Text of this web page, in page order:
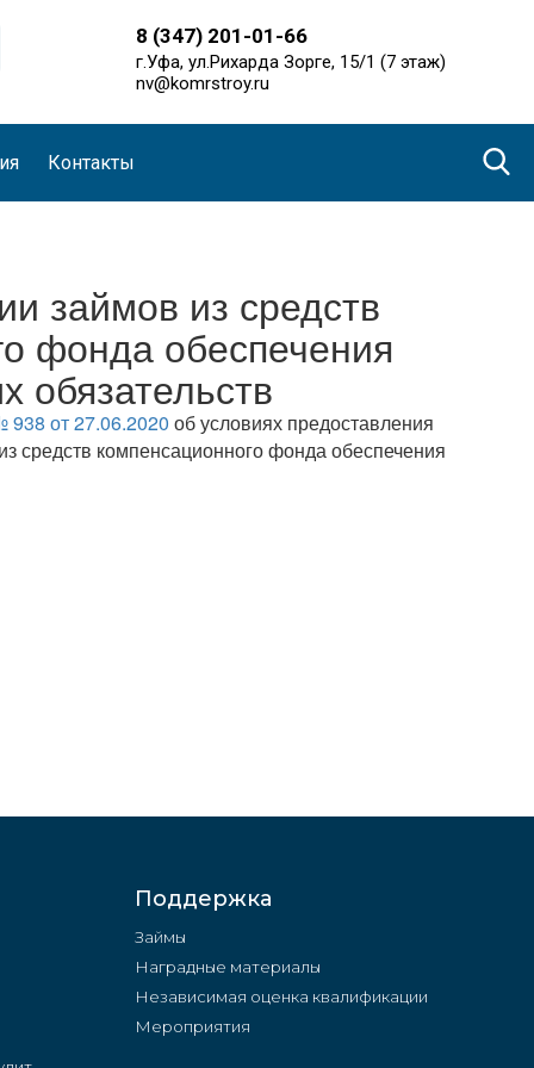
8 (347) 201-01-66
г.Уфа, ул.Рихарда Зорге, 15/1 (7 этаж)
nv@komrstroy.ru
Контакты
займов из средств
фонда обеспечения
обязательств
938 от 27.06.2020 об условиях предоставления
средств компенсационного фонда обеспечения
Поддержка
Займы
Наградные материалы
Независимая оценка квалификации
Мероприятия